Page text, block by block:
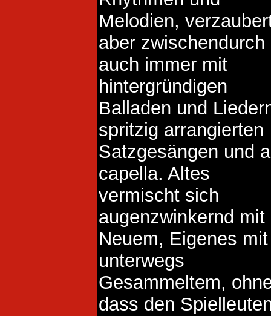
Melodien,
aber zwischendurch
auch immer mit
hintergründigen
Balladen und
spritzig arrangierten
Satzgesängen und a
capella. Altes
vermischt sich
augenzwinkernd mit
Neuem, Eigenes mit
unterwegs
Gesammeltem,
dass den